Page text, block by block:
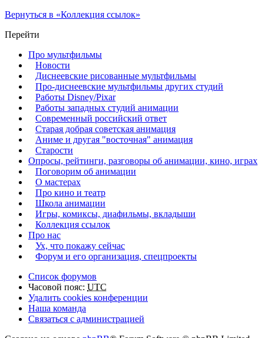
Вернуться в «Коллекция ссылок»
Перейти
Про мультфильмы
Новости
Диснеевские рисованные мультфильмы
Про-диснеевские мультфильмы других студий
Работы Disney/Pixar
Работы западных студий анимации
Современный российский ответ
Старая добрая советская анимация
Аниме и другая "восточная" анимация
Старости
Опросы, рейтинги, разговоры об анимации, кино, играх
Поговорим об анимации
О мастерах
Про кино и театр
Школа анимации
Игры, комиксы, диафильмы, вкладыши
Коллекция ссылок
Про нас
Ух, что покажу сейчас
Форум и его организация, спецпроекты
Список форумов
Часовой пояс: UTC
Удалить cookies конференции
Наша команда
Связаться с администрацией